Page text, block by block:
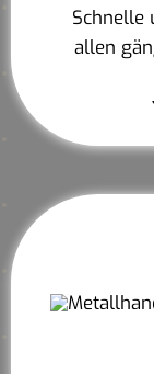
Schnelle
allen